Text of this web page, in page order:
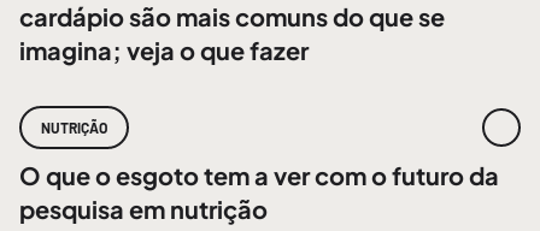
cardápio são mais comuns do que se
imagina; veja o que fazer
NUTRIÇÃO
O que o esgoto tem a ver com o futuro da
pesquisa em nutrição